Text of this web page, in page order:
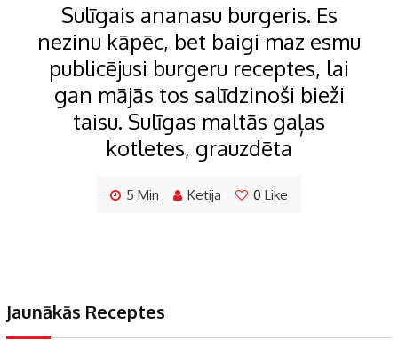
Sulīgais ananasu burgeris. Es
nezinu kāpēc, bet baigi maz esmu
publicējusi burgeru receptes, lai
gan mājās tos salīdzinoši bieži
taisu. Sulīgas maltās gaļas
kotletes, grauzdēta
5 Min Ketija 0 Like
Jaunākās Receptes